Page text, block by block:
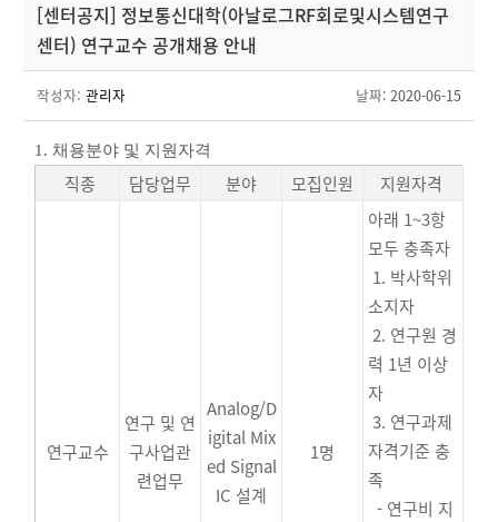
[센터공지] 정보통신대학(아날로그RF회로및시스템연구
센터) 연구교수 공개채용 안내
작성자: 관리자 날짜: 2020-06-15
1. 채용분야 및 지원자격
직종 담당업무 분야 모집인원 지원자격
연구교수
연구 및 연
구사업관
련업무
Analog/D
igital Mix
ed Signal
IC 설계
1명
아래 1~3항
모두 충족자
1. 박사학위
소지자
2. 연구원 경
력 1년 이상
자
3. 연구과제
자격기준 충
족
- 연구비 지